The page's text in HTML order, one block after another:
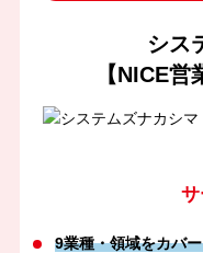
シス
【NICE
9業種・領域をカバ